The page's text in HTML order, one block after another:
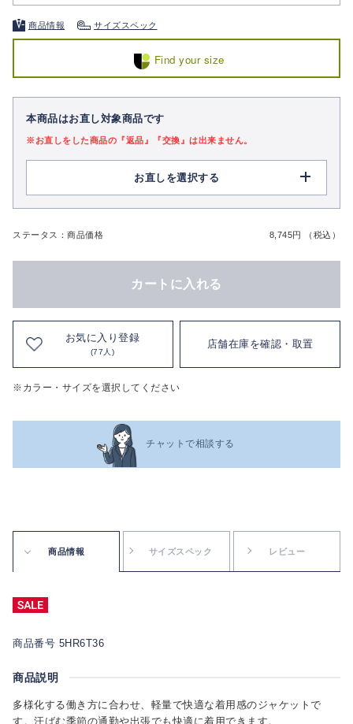
商品情報 サイズスペック
Find your size
本商品はお直し対象商品です
※お直しをした商品の『返品』『交換』は出来ません。
お直しを選択する
ステータス：商品価格 8,745円 （税込）
カートに入れる
お気に入り登録
(77人)
店舗在庫を確認・取置
※カラー・サイズを選択してください
チャットで相談する
商品情報 サイズスペック レビュー
商品番号 5HR6T36
商品説明
多様化する働き方に合わせ、軽量で快適な着用感のジャケットで
す。汗ばむ季節の通勤や出張でも快適に着用できます。